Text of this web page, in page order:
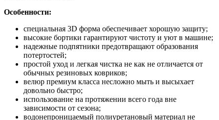
Особенности:
специальная 3D форма обеспечивает хорошую защиту;
высокие бортики гарантируют чистоту и уют в машине;
надежные подпятники предотвращают образования
потертостей;
простой уход и легкая чистка не как не отличается от
обычных резиновых ковриков;
велюр премиум класса несложно мыть и высыхает
довольно быстро;
использование на протяжении всего года вне
зависимости от сезона;
водонепроницаемый полиуретановый материал не